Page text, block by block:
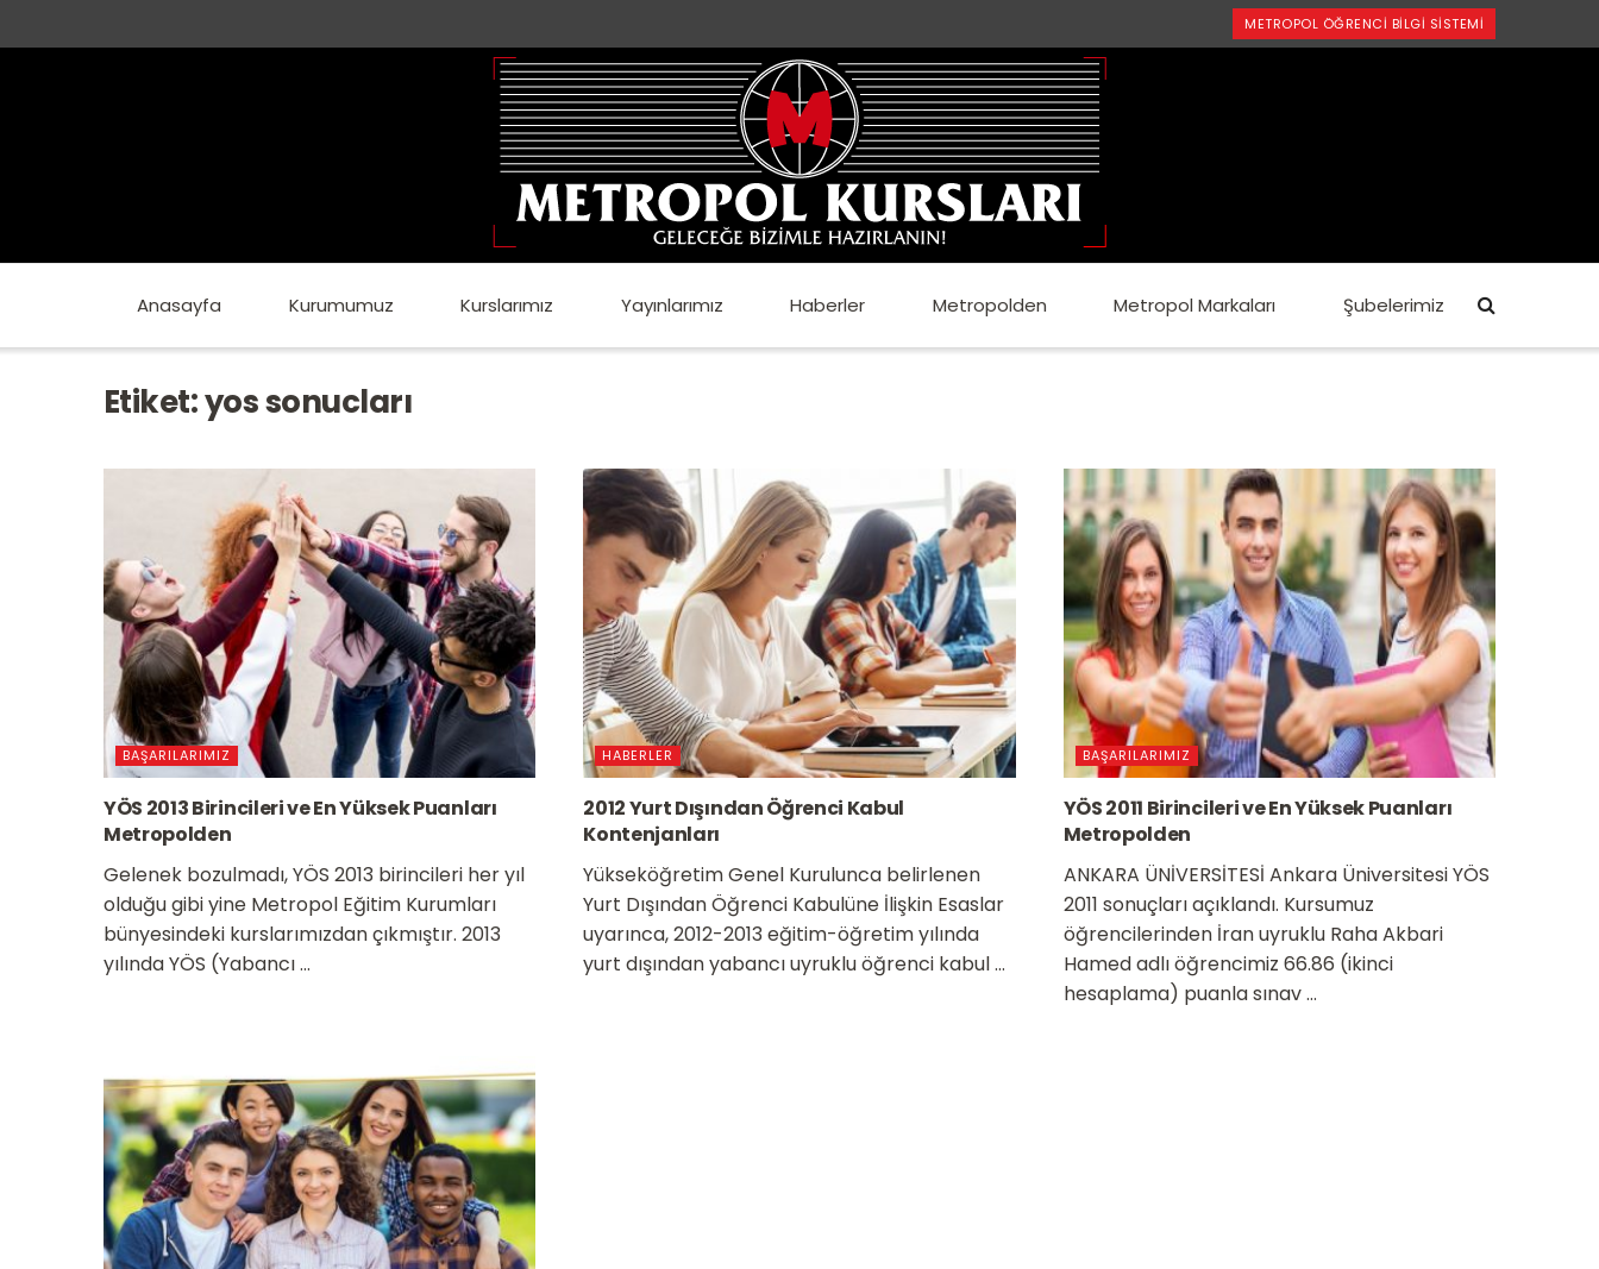
METROPOL ÖĞRENCI BILGI SISTEMI
Anasayfa Kurumumuz Kurslarımız Yayınlarımız Haberler Metropolden Metropol Markaları Şubelerimiz
Etiket:yos sonucları
BAŞARILARIMIZ
YÖS 2013 Birincileri ve En Yüksek Puanları
Metropolden
Gelenek bozulmadı, YÖS 2013 birincileri her yıl
olduğu gibi yine Metropol Eğitim Kurumları
bünyesindeki kurslarımızdan çıkmıştır. 2013
yılında YÖS (Yabancı ...
HABERLER
2012 Yurt Dışından Öğrenci Kabul
Kontenjanları
Yükseköğretim Genel Kurulunca belirlenen
Yurt Dışından Öğrenci Kabulüne İlişkin Esaslar
uyarınca, 2012-2013 eğitim-öğretim yılında
yurt dışından yabancı uyruklu öğrenci kabul ...
BAŞARILARIMIZ
YÖS 2011 Birincileri ve En Yüksek Puanları
Metropolden
ANKARA ÜNİVERSİTESİ Ankara Üniversitesi YÖS
2011 sonuçları açıklandı. Kursumuz
öğrencilerinden İran uyruklu Raha Akbari
Hamed adlı öğrencimiz 66.86 (ikinci
hesaplama) puanla sınav ...